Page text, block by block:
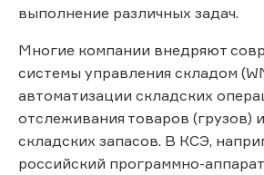
выполнение различных задач.
Многие компании внедряют
системы управления складом
автоматизации складских
отслеживания товаров (грузов)
складских запасов. В КСЭ,
российский программно-